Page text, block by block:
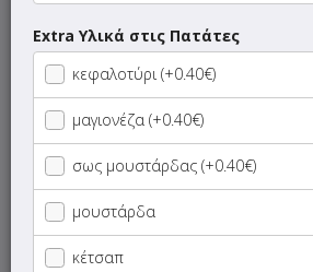
ΝΗΣΤΙΣΙΜΑ
Ορεκτικά
Σαλάτες
Τεμάχια
Extra Υλικά στις Πατάτες
κεφαλοτύρι (+0.40€)
μαγιονέζα (+0.40€)
σως μουστάρδας (+0.40€)
μουστάρδα
κέτσαπ